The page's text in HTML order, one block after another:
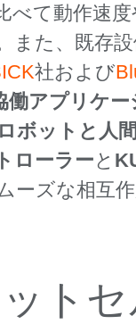
べて動作速
た、既存
社および
働アプリケー
ロボットと人
ローラーと
ズな相互作
ト